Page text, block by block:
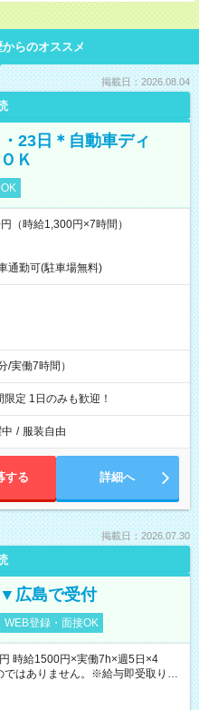
らのオススメ
掲載日：2026.08.04
23日＊自動車ディ
Ｋ
（時給1,300円×7時間）
通勤可(駐車場無料)
実働7時間）
定 1日のみも歓迎！
/ 服装自由
する 詳細へ
掲載日：2026.07.30
広島で受付
WEB登録・面接OK
時給1500円×実働7h×週5日×4
はありません。※給与即受取りサ